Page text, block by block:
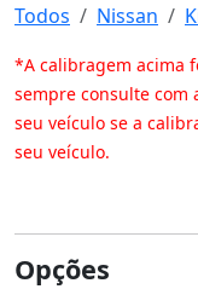
Todos Nissan
*A calibragem acima
sempre consulte com
seu veículo se a
seu veículo.
Opções